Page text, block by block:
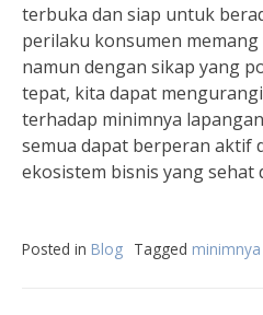
terbuka dan siap untuk
perilaku konsumen
namun dengan sikap yang
tepat, kita dapat
terhadap minimnya
semua dapat berperan aktif
ekosistem bisnis yang sehat
Posted in Blog Tagged